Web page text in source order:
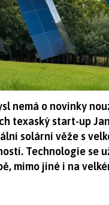
nemá o novinky
texaský start-up
solární věže s
Technologie se
mimo jiné i na